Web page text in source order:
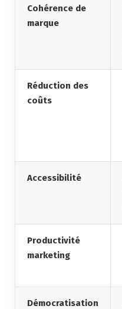
Cohérence de
marque
Réduction des
coûts
Accessibilité
Productivité
marketing
Démocratisation